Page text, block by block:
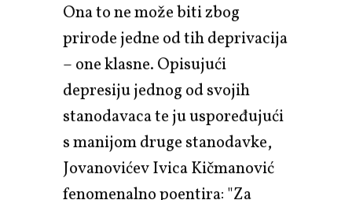
Ona to ne može biti zbog
prirode jedne od tih deprivacija
– one klasne. Opisujući
depresiju jednog od svojih
stanodavaca te ju uspoređujući
s manijom druge stanodavke,
Jovanovićev Ivica Kičmanović
fenomenalno poentira: "Za